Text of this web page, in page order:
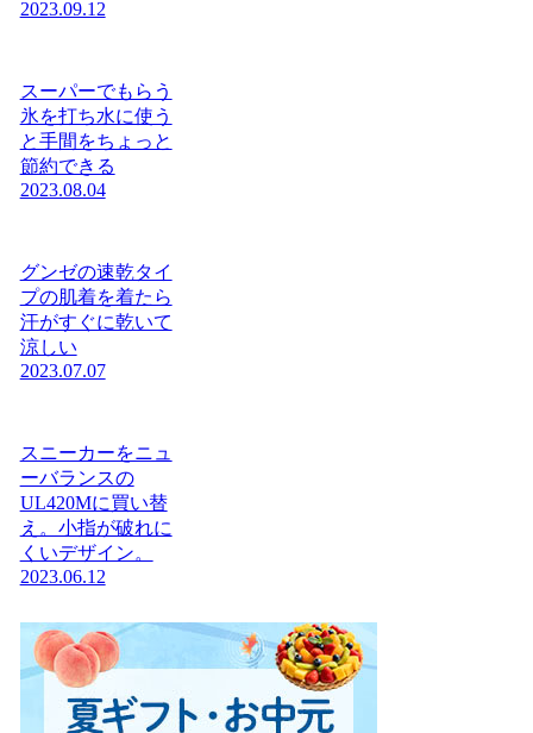
2023.09.12
スーパーでもらう
氷を打ち水に使う
と手間をちょっと
節約できる
2023.08.04
グンゼの速乾タイ
プの肌着を着たら
汗がすぐに乾いて
涼しい
2023.07.07
スニーカーをニュ
ーバランスの
UL420Mに買い替
え。小指が破れに
くいデザイン。
2023.06.12